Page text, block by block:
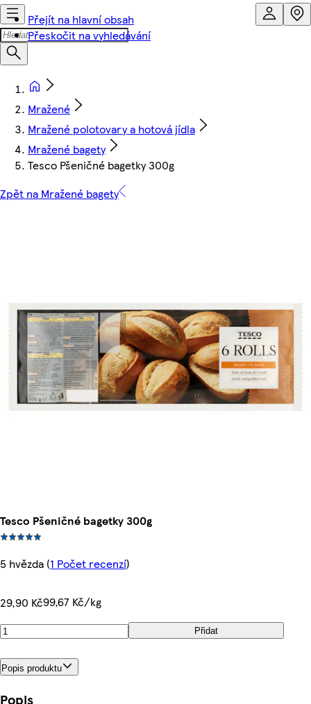
Přejít na hlavní obsah
Přeskočit na vyhledávání
Mražené
Mražené polotovary a hotová jídla
Mražené bagety
Tesco Pšeničné bagetky 300g
Zpět na Mražené bagety
Tesco Pšeničné bagetky 300g
5 hvězda (1 Počet recenzí)
29,90 Kč99,67 Kč/kg
Přidat
Popis produktu
Popis